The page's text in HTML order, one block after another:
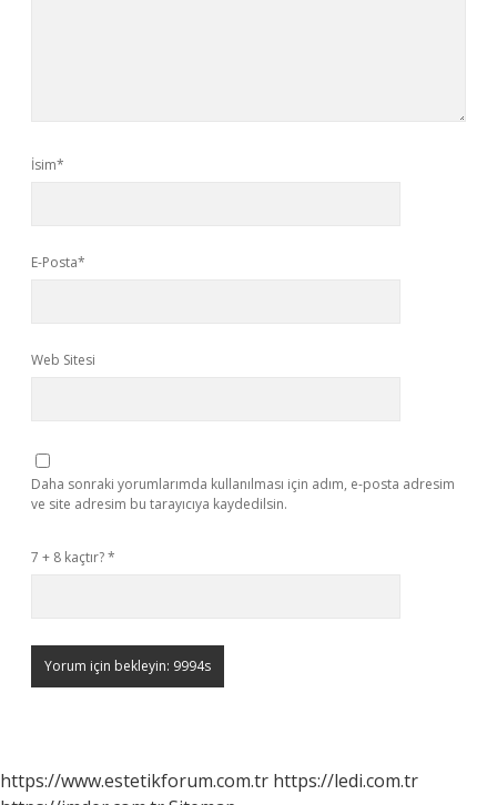
İsim*
E-Posta*
Web Sitesi
Daha sonraki yorumlarımda kullanılması için adım, e-posta adresim
ve site adresim bu tarayıcıya kaydedilsin.
7 + 8 kaçtır?*
https://www.estetikforum.com.tr https://ledi.com.tr